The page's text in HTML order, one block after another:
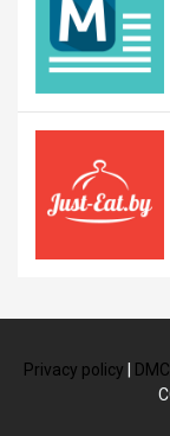
Privacy policy